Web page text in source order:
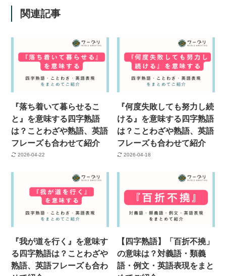
関連記事
『落ち着いて暮らせるこ
と』を意味する四字熟語
は？ことわざや熟語、英語
フレーズも合わせて紹介
2026-04-22
『何度失敗しても努力し続
ける』を意味する四字熟語
は？ことわざや熟語、英語
フレーズも合わせて紹介
2026-04-18
『我が道を行く』を意味す
る四字熟語は？ことわざや
熟語、英語フレーズも合わ
【四字熟語】「百折不撓」
の意味は？対義語・類義
語・例文・英語表現をまと